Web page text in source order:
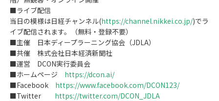
■ライブ配信
当日の模様は日経チャンネル(https://channel.nikkei.co.jp/)でラ
イブ配信されます。（無料・登録不要）
■主催 日本ディープラーニング協会（JDLA）
■共催 株式会社日本経済新聞社
■運営 DCON実行委員会
■ホームページ https://dcon.ai/
■Facebook https://www.facebook.com/DCON123/
■Twitter https://twitter.com/DCON_JDLA